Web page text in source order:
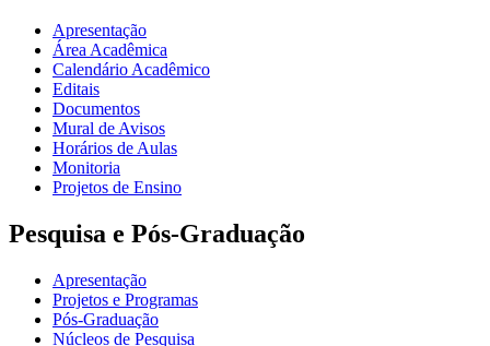
Apresentação
Área Acadêmica
Calendário Acadêmico
Editais
Documentos
Mural de Avisos
Horários de Aulas
Monitoria
Projetos de Ensino
Pesquisa e Pós-Graduação
Apresentação
Projetos e Programas
Pós-Graduação
Núcleos de Pesquisa